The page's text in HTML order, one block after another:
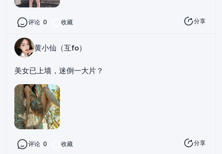
评论 0 收藏 分享
黄小仙（互fo）
美女已上墙，迷倒一大片？
评论 0 收藏 分享